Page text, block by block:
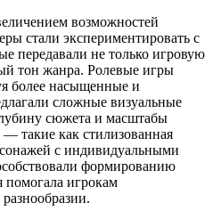
возможностей
стали экспериментировать с
передавали не только игровую
тон жанра. Ролевые игры
более насыщенные и
сложные визуальные
сюжета и масштабы
такие как стилизованная
с индивидуальными
формированию
помогала игрокам